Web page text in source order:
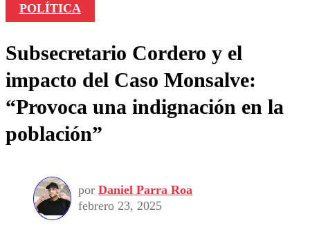
POLÍTICA
Subsecretario Cordero y el
impacto del Caso Monsalve:
“Provoca una indignación en la
población”
por Daniel Parra Roa
febrero 23, 2025